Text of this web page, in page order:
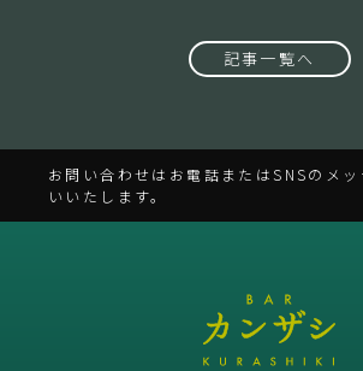
記事一覧へ
お問い合わせはお電話またはSNSのメ
いいたします。